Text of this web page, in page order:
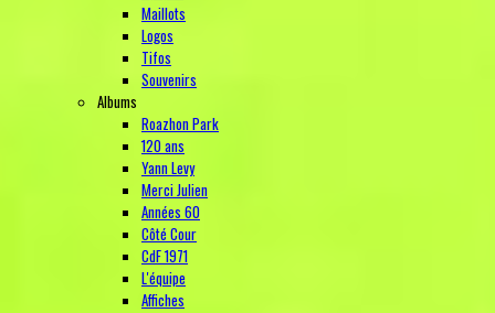
Maillots
Logos
Tifos
Souvenirs
Albums
Roazhon Park
120 ans
Yann Levy
Merci Julien
Années 60
Côté Cour
CdF 1971
L'équipe
Affiches